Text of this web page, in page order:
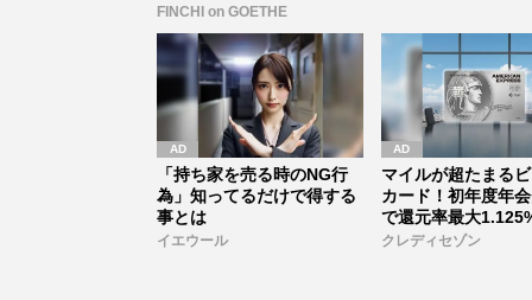
FINCHI on GOETHE
「持ち家を売る時のNG行
為」知ってるだけで得する
事とは
イエウール
マイルが超たまる
カード！初年度年
で還元率最大
クレディセゾン